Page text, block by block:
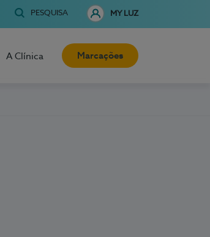
PESQUISA MY LUZ
A Clínica Marcações